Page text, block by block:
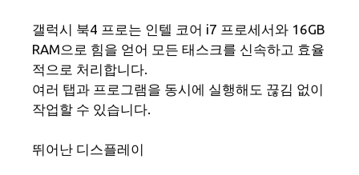
갤럭시 북4 프로는 인텔 코어 i7 프로세서와 16GB
RAM으로 힘을 얻어 모든 태스크를 신속하고 효율
적으로 처리합니다.
여러 탭과 프로그램을 동시에 실행해도 끊김 없이
작업할 수 있습니다.
뛰어난 디스플레이